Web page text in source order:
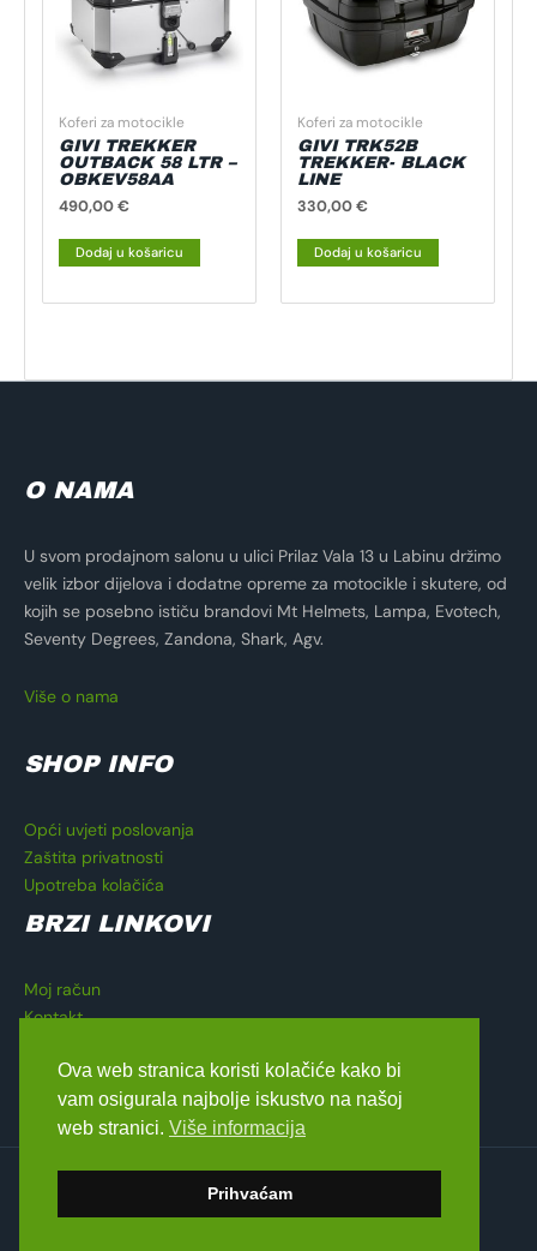
Koferi za motocikle
GIVI TREKKER
OUTBACK 58 LTR –
OBKEV58AA
490,00€
Dodaj u košaricu
Koferi za motocikle
GIVI TRK52B
TREKKER- BLACK
LINE
330,00€
Dodaj u košaricu
O NAMA
U svom prodajnom salonu u ulici Prilaz Vala 13 u Labinu držimo
velik izbor dijelova i dodatne opreme za motocikle i skutere, od
kojih se posebno ističu brandovi Mt Helmets, Lampa, Evotech,
Seventy Degrees, Zandona, Shark, Agv.
Više o nama
SHOP INFO
Opći uvjeti poslovanja
Zaštita privatnosti
Upotreba kolačića
BRZI LINKOVI
Moj račun
Kontakt
Blagajna
Copyright © 2026 Lavado Moto Shop
dizajn byMedialive
Ova web stranica koristi kolačiće kako bi
vam osigurala najbolje iskustvo na našoj
web stranici. Više informacija
Prihvaćam